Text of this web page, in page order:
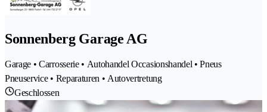
Sonnenberg Garage AG
Garage • Carrosserie • Autohandel Occasionshandel • Pneus
Pneuservice • Reparaturen • Autovertretung
Geschlossen